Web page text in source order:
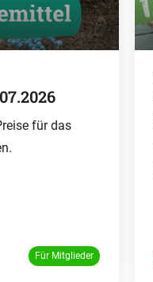
für das
Für Mitglieder